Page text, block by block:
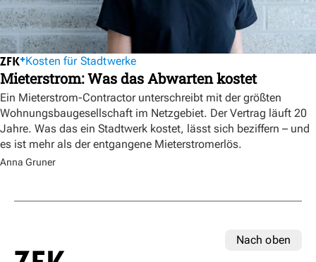
Kosten für Stadtwerke
Mieterstrom: Was das Abwarten kostet
Ein Mieterstrom-Contractor unterschreibt mit der größten
Wohnungsbaugesellschaft im Netzgebiet. Der Vertrag läuft 20
Jahre. Was das ein Stadtwerk kostet, lässt sich beziffern – und
es ist mehr als der entgangene Mieterstromerlös.
Anna Gruner
Nach oben